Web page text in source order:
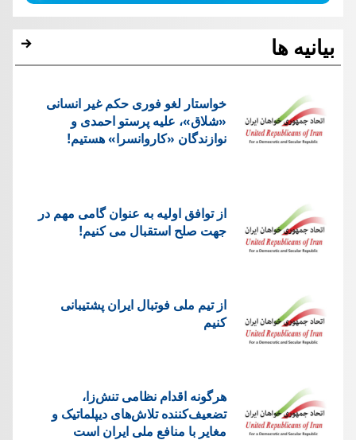
بیانیه ها
خواستار لغو فوری حکم غیر انسانی
«شلاق»، علیه پرستو احمدی و
نوازندگان «کاروانسرا» هستیم!
از توافق اولیه به عنوان گامی مهم در
جهت صلح استقبال می کنیم!
از تیم ملی فوتبال ایران پشتیبانی
کنیم
هرگونه اقدام نظامی تنش‌زا،
تضعیف‌کننده تلاش‌های دیپلماتیک و
مغایر با منافع ملی ایران است